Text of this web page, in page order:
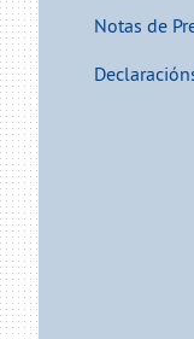
Notas de